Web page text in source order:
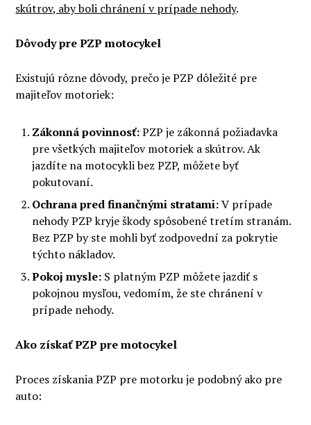
skútrov, aby boli chránení v prípade nehody.
Dôvody pre PZP motocykel
Existujú rôzne dôvody, prečo je PZP dôležité pre
majiteľov motoriek:
Zákonná povinnosť:PZP je zákonná požiadavka
pre všetkých majiteľov motoriek a skútrov. Ak
jazdíte na motocykli bez PZP, môžete byť
pokutovaní.
Ochrana pred finančnými stratami:V prípade
nehody PZP kryje škody spôsobené tretím stranám.
Bez PZP by ste mohli byť zodpovední za pokrytie
týchto nákladov.
Pokoj mysle: S platným PZP môžete jazdiť s
pokojnou mysľou, vedomím, že ste chránení v
prípade nehody.
Ako získať PZP pre motocykel
Proces získania PZP pre motorku je podobný ako pre
auto: